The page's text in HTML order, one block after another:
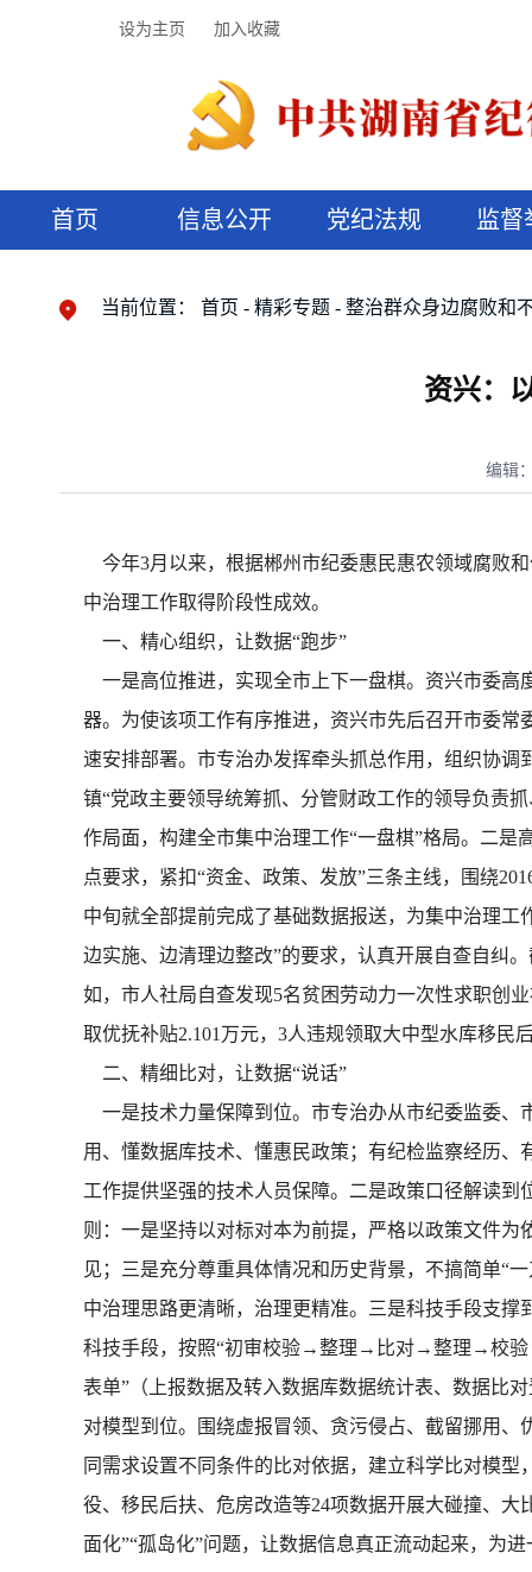
设为主页 加入收藏
首页 信息公开 党纪法规 监督
当前位置： 首页 精彩专题 整治群众身边腐败和
资兴：
编辑
今年3月以来，根据郴州市纪委惠民惠农领域腐败
中治理工作取得阶段性成效。
一、精心组织，让数据“跑步”
一是高位推进，实现全市上下一盘棋。资兴市委高
器。为使该项工作有序推进，资兴市先后召开市委
速安排部署。市专治办发挥牵头抓总作用，组织协
镇“党政主要领导统筹抓、分管财政工作的领导负责
作局面，构建全市集中治理工作“一盘棋”格局。二
点要求，紧扣“资金、政策、发放”三条主线，围绕
中旬就全部提前完成了基础数据报送，为集中治理
边实施、边清理边整改”的要求，认真开展自查自纠
如，市人社局自查发现5名贫困劳动力一次性求职创
取优抚补贴2.101万元，3人违规领取大中型水库移民
二、精细比对，让数据“说话”
一是技术力量保障到位。市专治办从市纪委监委、
用、懂数据库技术、懂惠民政策；有纪检监察经历
工作提供坚强的技术人员保障。二是政策口径解读
则：一是坚持以对标对本为前提，严格以政策文件
见；三是充分尊重具体情况和历史背景，不搞简单“
中治理思路更清晰，治理更精准。三是科技手段支
科技手段，按照“初审校验→整理→比对→整理→校验
表单”（上报数据及转入数据库数据统计表、数据比
对模型到位。围绕虚报冒领、贪污侵占、截留挪用
同需求设置不同条件的比对依据，建立科学比对模
役、移民后扶、危房改造等24项数据开展大碰撞、大
面化”“孤岛化”问题，让数据信息真正流动起来，为